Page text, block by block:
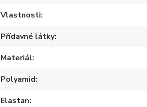
Vlastnosti
Přídavné látky
Materiál
Polyamid
Elastan